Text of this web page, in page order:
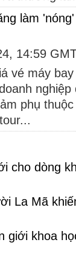
làm
14:59
vé máy
phụ
cho dòng
La Mã
giới khoa